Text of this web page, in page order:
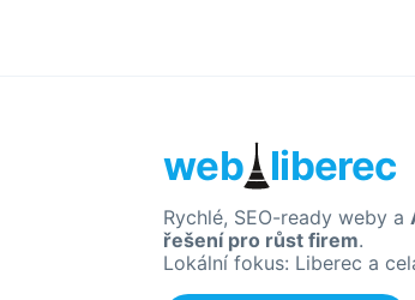
web liberec
Rychlé, SEO-ready weby a
řešení pro růst firem.
Lokální fokus: Liberec a